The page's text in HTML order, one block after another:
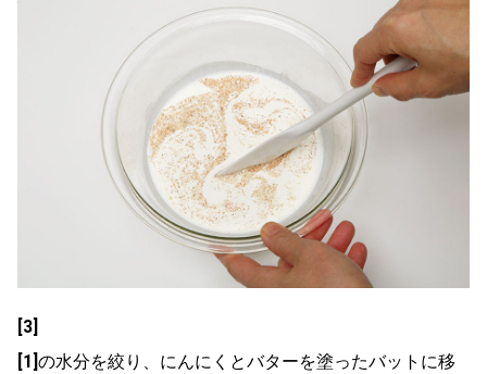
[3]
[1] の水分を絞り、にんにくとバターを塗ったバットに移